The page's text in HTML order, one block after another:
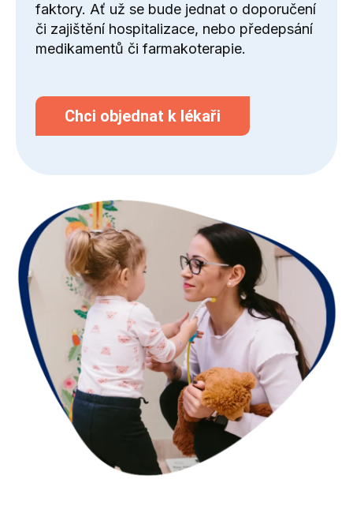
faktory. Ať už se bude jednat o doporučení
či zajištění hospitalizace, nebo předepsání
medikamentů či farmakoterapie.
Chci objednat k lékaři